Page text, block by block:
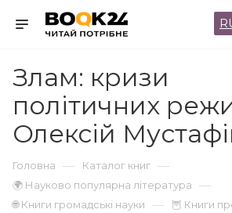
Злам: кризи
політичних
Олексій
Головна — Каталог книг —
🌍 Науково популярна література —
🌐 Книги громадські науки — 🦉 Книги